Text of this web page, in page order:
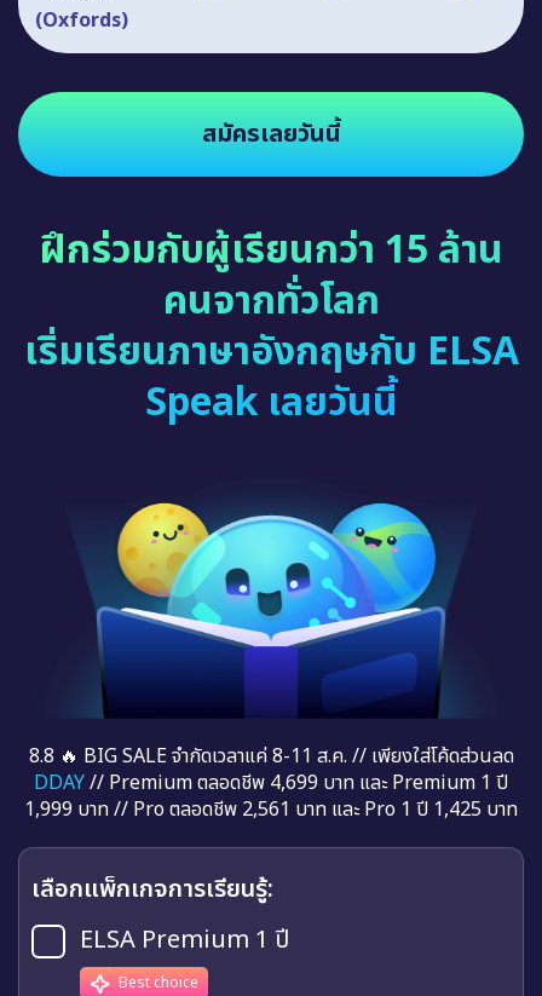
(Oxfords)
สมัครเลยวันนี้
ฝึกร่วมกับผู้เรียนกว่า 15 ล้าน
คนจากทั่วโลก
เริ่มเรียนภาษาอังกฤษกับ ELSA
Speak เลยวันนี้
8.8 🔥 BIG SALE จำกัดเวลาแค่ 8-11 ส.ค. // เพียงใส่โค้ดส่วนลด
DDAY// Premium ตลอดชีพ 4,699 บาท และ Premium 1 ปี
1,999 บาท // Pro ตลอดชีพ 2,561 บาท และ Pro 1 ปี 1,425 บาท
เลือกแพ็กเกจการเรียนรู้:
ELSA Premium 1 ปี
Best choice